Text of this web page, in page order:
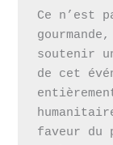
Ce n’est
soutenir
de cet
faveur du